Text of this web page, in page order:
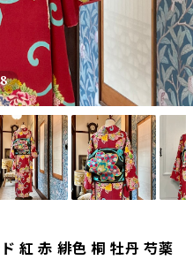
紅 赤 緋色 桐 牡丹 芍薬